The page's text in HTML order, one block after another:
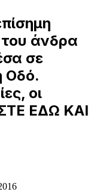
άνδρα
σε
Οδό.
οι
ΕΔΩ ΚΑΙ